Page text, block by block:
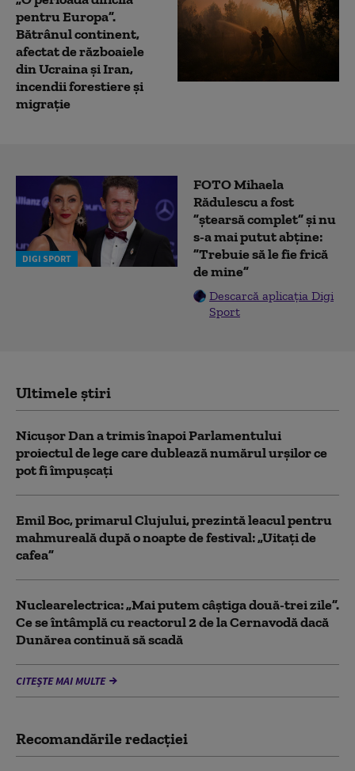
pentru Europa”.
Bătrânul continent,
afectat de războaiele
din Ucraina și Iran,
incendii forestiere și
migrație
DIGI SPORT
FOTO Mihaela
Rădulescu a fost
”ștearsă complet” și nu
s-a mai putut abține:
”Trebuie să le fie frică
de mine”
Descarcă aplicația Digi
Sport
Ultimele știri
Nicușor Dan a trimis înapoi Parlamentului
proiectul de lege care dublează numărul urșilor ce
pot fi împușcați
Emil Boc, primarul Clujului, prezintă leacul pentru
mahmureală după o noapte de festival: „Uitați de
cafea”
Nuclearelectrica: „Mai putem câștiga două-trei zile”.
Ce se întâmplă cu reactorul 2 de la Cernavodă dacă
Dunărea continuă să scadă
CITEȘTE MAI MULTE
Recomandările redacţiei